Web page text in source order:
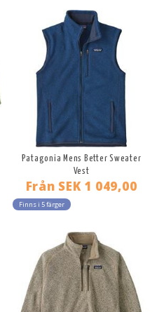
Patagonia Mens Better Sweater
Vest
Från SEK 1 049,00
Finns i 5 färger